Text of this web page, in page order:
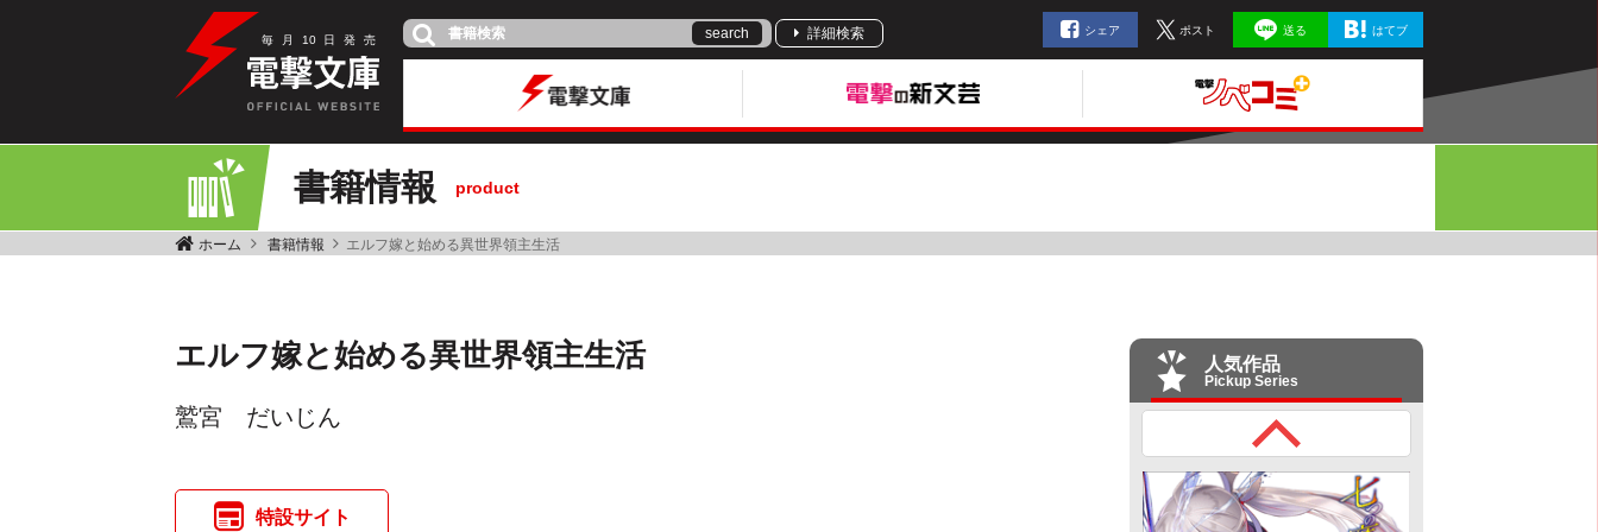
毎 月 10 日 発 売 search 詳細検索 シェア ポスト 送る はてブ
書籍情報 product
ホーム 書籍情報 エルフ嫁と始める異世界領主生活
エルフ嫁と始める異世界領主生活
鷲宮 だいじん
特設サイト
人気作品
Pickup Series